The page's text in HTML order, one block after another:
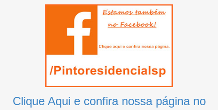
Clique Aqui e confira nossa página no